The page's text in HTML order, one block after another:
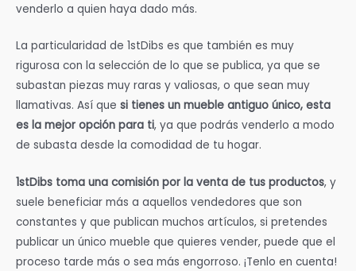
venderlo a quien haya dado más.
La particularidad de 1stDibs es que también es muy
rigurosa con la selección de lo que se publica, ya que se
subastan piezas muy raras y valiosas, o que sean muy
llamativas. Así que si tienes un mueble antiguo único, esta
es la mejor opción para ti, ya que podrás venderlo a modo
de subasta desde la comodidad de tu hogar.
1stDibs toma una comisión por la venta de tus productos, y
suele beneficiar más a aquellos vendedores que son
constantes y que publican muchos artículos, si pretendes
publicar un único mueble que quieres vender, puede que el
proceso tarde más o sea más engorroso. ¡Tenlo en cuenta!